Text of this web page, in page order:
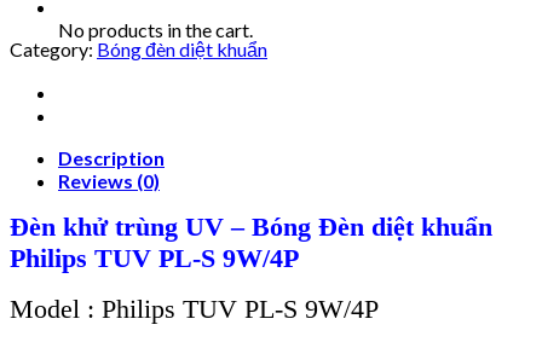
No products in the cart.
Category: Bóng đèn diệt khuẩn
Description
Reviews (0)
Đèn khử trùng UV – Bóng Đèn diệt khuẩn
Philips TUV PL-S 9W/4P
Model : Philips TUV PL-S 9W/4P